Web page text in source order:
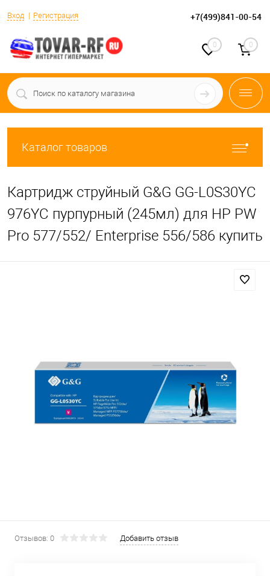
Вход Регистрация +7(499)841-00-54
0 0
Каталог товаров
Картридж струйный G&G GG-L0S30YC
976YC пурпурный (245мл) для HP PW
Pro 577/552/ Enterprise 556/586 купить
Отзывов: 0 Добавить отзыв